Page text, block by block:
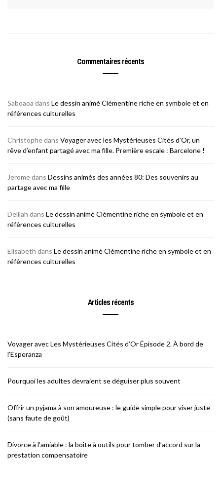
Commentaires récents
Saboaoa dans Le dessin animé Clémentine riche en symbole et en
références culturelles
Christophedans Voyager avec les Mystérieuses Cités d’Or, un
rêve d’enfant partagé avec ma fille. Première escale : Barcelone !
Jeromedans Dessins animés des années 80: Des souvenirs au
partage avec ma fille
Delilah dans Le dessin animé Clémentine riche en symbole et en
références culturelles
Elisabeth dans Le dessin animé Clémentine riche en symbole et en
références culturelles
Articles récents
Voyager avec Les Mystérieuses Cités d’Or Épisode 2. À bord de
l’Esperanza
Pourquoi les adultes devraient se déguiser plus souvent
Offrir un pyjama à son amoureuse : le guide simple pour viser juste
(sans faute de goût)
Divorce à l’amiable : la boîte à outils pour tomber d’accord sur la
prestation compensatoire